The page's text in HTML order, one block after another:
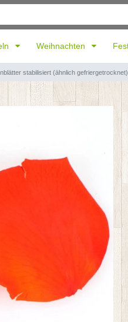
Weihnachten
stabilisiert (ähnlich